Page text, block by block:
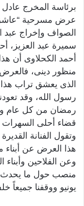
برئاسة المخرج
عرض مسرحية “عاشق
الصواف وإخراج عبد
سميرة عبد العزيز،
أحمد الكحلاوى أن
منظور دينى،
الذى يعشق تراب
رسول الله، وقد
رمضان من كل عام
قضاء أحلى السهرات
وتقول الفنانة
هذا العرض عن أبناء
وعن الفلاحين وأبناء
منصب حول ما يحدث
يونيو ووقفنا جميعاً